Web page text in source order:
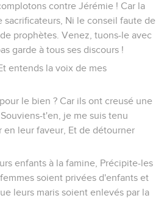
contre Jérémie ! Car la
sacrificateurs, Ni le conseil faute de
prophètes. Venez, tuons-le avec
garde à tous ses discours !
entends la voix de mes
le bien ? Car ils ont creusé une
t'en, je me suis tenu
en leur faveur, Et de détourner
enfants à la famine, Précipite-les
soient privées d'enfants et
leurs maris soient enlevés par la